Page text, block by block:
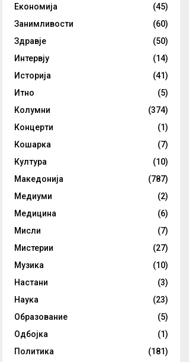
Економија
(45)
Занимливости
(60)
Здравје
(50)
Интервју
(14)
Историја
(41)
Итно
(5)
Колумни
(374)
Концерти
(1)
Кошарка
(7)
Култура
(10)
Македонија
(787)
Медиуми
(2)
Медицина
(6)
Мисли
(7)
Мистерии
(27)
Музика
(10)
Настани
(3)
Наука
(23)
Образование
(5)
Одбојка
(1)
Политика
(181)